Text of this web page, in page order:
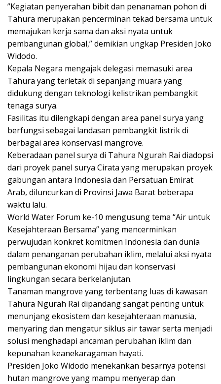
”Kegiatan penyerahan bibit dan penanaman pohon di
Tahura merupakan pencerminan tekad bersama untuk
memajukan kerja sama dan aksi nyata untuk
pembangunan global,” demikian ungkap Presiden Joko
Widodo.
Kepala Negara mengajak delegasi memasuki area
Tahura yang terletak di sepanjang muara yang
didukung dengan teknologi kelistrikan pembangkit
tenaga surya.
Fasilitas itu dilengkapi dengan area panel surya yang
berfungsi sebagai landasan pembangkit listrik di
berbagai area konservasi mangrove.
Keberadaan panel surya di Tahura Ngurah Rai diadopsi
dari proyek panel surya Cirata yang merupakan proyek
gabungan antara Indonesia dan Persatuan Emirat
Arab, diluncurkan di Provinsi Jawa Barat beberapa
waktu lalu.
World Water Forum ke-10 mengusung tema “Air untuk
Kesejahteraan Bersama” yang mencerminkan
perwujudan konkret komitmen Indonesia dan dunia
dalam penanganan perubahan iklim, melalui aksi nyata
pembangunan ekonomi hijau dan konservasi
lingkungan secara berkelanjutan.
Tanaman mangrove yang terbentang luas di kawasan
Tahura Ngurah Rai dipandang sangat penting untuk
menunjang ekosistem dan kesejahteraan manusia,
menyaring dan mengatur siklus air tawar serta menjadi
solusi menghadapi ancaman perubahan iklim dan
kepunahan keanekaragaman hayati.
Presiden Joko Widodo menekankan besarnya potensi
hutan mangrove yang mampu menyerap dan